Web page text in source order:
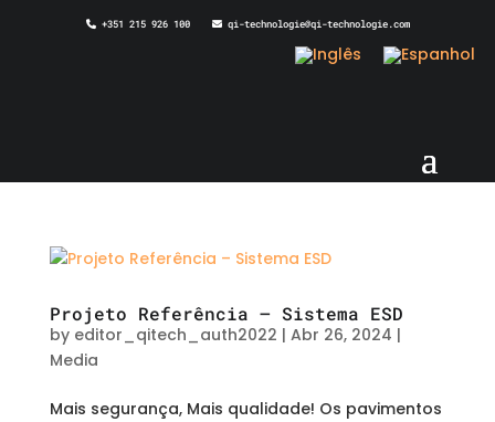
+351 215 926 100 qi-technologie@qi-technologie.com
Projeto Referência – Sistema ESD
by editor_qitech_auth2022 | Abr 26, 2024 |
Media
Mais segurança, Mais qualidade! Os pavimentos